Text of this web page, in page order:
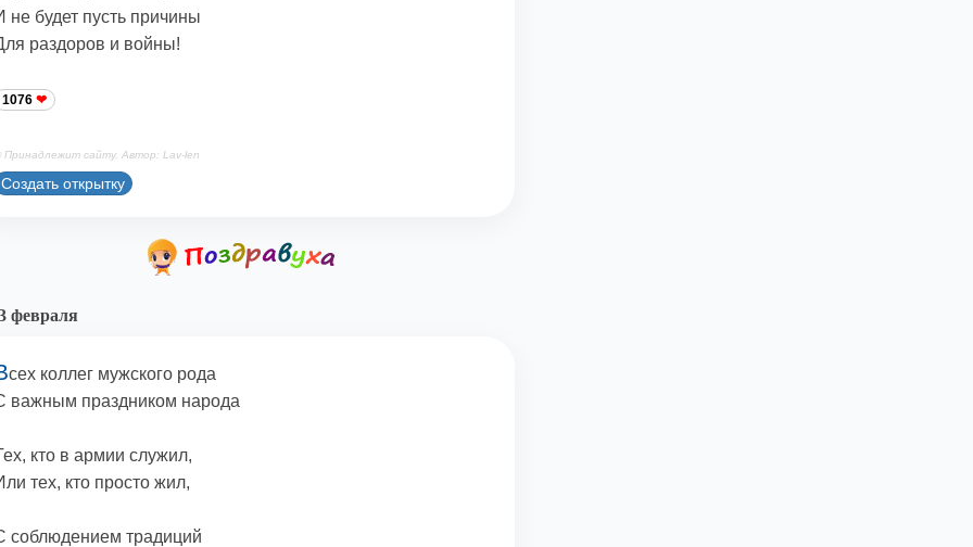
не будет пусть причины
раздоров и войны!
1076
Принадлежит сайту. Автор: Lav-len
Создать открытку
февраля
сех коллег мужского рода
важным праздником народа
кто в армии служил,
тех, кто просто жил,
соблюдением традиций